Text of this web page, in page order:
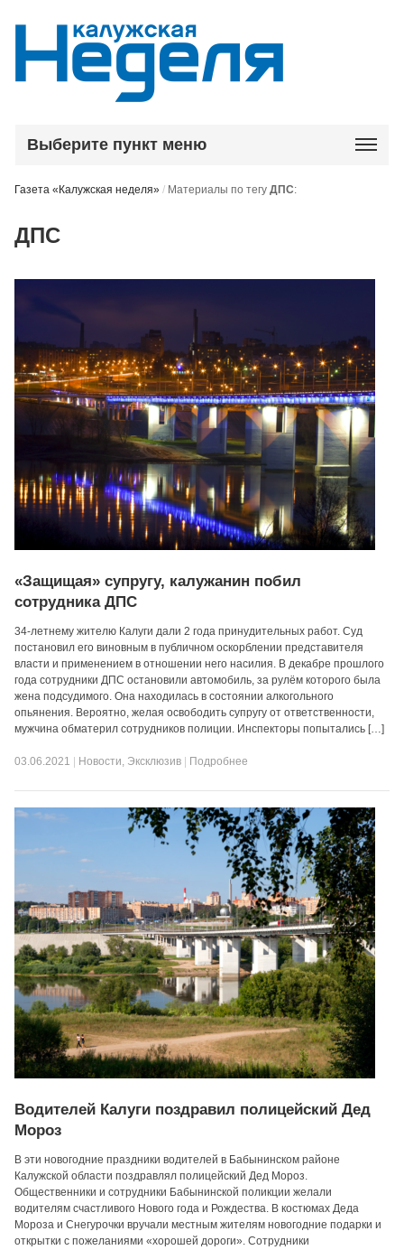
Выберите пункт меню
Газета «Калужская неделя» / Материалы по тегуДПС:
ДПС
«Защищая» супругу, калужанин побил
сотрудника ДПС
34-летнему жителю Калуги дали 2 года принудительных работ. Суд
постановил его виновным в публичном оскорблении представителя
власти и применением в отношении него насилия. В декабре прошлого
года сотрудники ДПС остановили автомобиль, за рулём которого была
жена подсудимого. Она находилась в состоянии алкогольного
опьянения. Вероятно, желая освободить супругу от ответственности,
мужчина обматерил сотрудников полиции. Инспекторы попытались […]
03.06.2021 Новости, Эксклюзив Подробнее
Водителей Калуги поздравил полицейский Дед
Мороз
В эти новогодние праздники водителей в Бабынинском районе
Калужской области поздравлял полицейский Дед Мороз.
Общественники и сотрудники Бабынинской поликции желали
водителям счастливого Нового года и Рождества. В костюмах Деда
Мороза и Снегурочки вручали местным жителям новогодние подарки и
открытки с пожеланиями «хорошей дороги». Сотрудники